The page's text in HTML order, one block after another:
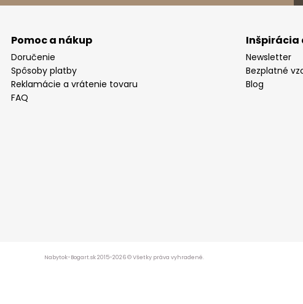
Pomoc a nákup
Doručenie
Spôsoby platby
Reklamácie a vrátenie tovaru
FAQ
Inšpirácia
Newsletter
Bezplatné
Blog
Nabytok-Bogart.sk 2015-2026 © Všetky práva vyhradené.